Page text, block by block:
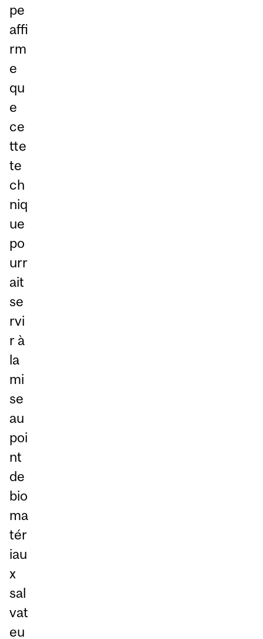
pe
affi
rm
e
qu
e
ce
tte
te
ch
niq
ue
po
urr
ait
se
rvi
r à
la
mi
se
au
poi
nt
de
bio
ma
tér
iau
x
sal
vat
eu